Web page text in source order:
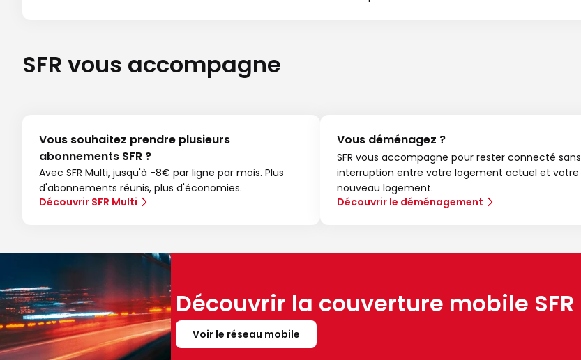
SFR vous accompagne
Vous souhaitez prendre plusieurs
abonnements SFR ?
Avec SFR Multi, jusqu'à -8€ par ligne par mois. Plus
d'abonnements réunis, plus d'économies.
Découvrir SFR Multi
Vous déménagez ?
SFR vous accompagne pour rester connecté sans
interruption entre votre logement actuel et votre
nouveau logement.
Découvrir le déménagement
Découvrir la couverture mobile SFR
Voir le réseau mobile